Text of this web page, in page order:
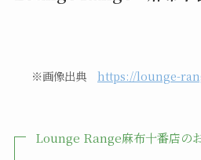
※画像出典 https://lounge-
Lounge Range麻布十番店の